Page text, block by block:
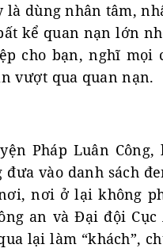
là dùng nhân tâm,
kể quan nạn lớn
cho bạn, nghĩ
vượt qua quan nạn.
Pháp Luân
vào danh sách
nơi ở lại không
an và Đại đội
lại làm “khách”,